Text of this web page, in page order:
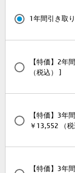
1年間引き取
【特価】2年
（税込） ]
【特価】3年
￥13,552 （
【特価】3年